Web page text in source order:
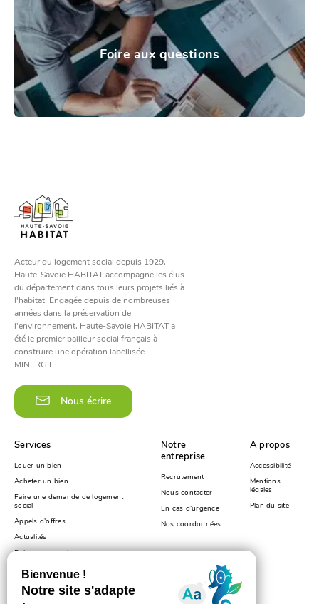
Foire aux questions
Acteur du logement social depuis 1929,
Haute-Savoie HABITAT accompagne les élus
du département dans tous leurs projets liés à
l'habitat. Engagée depuis de nombreuses
années dans la préservation de
l'environnement, Haute-Savoie HABITAT a
été le premier bailleur social français à
construire une opération labellisée
MINERGIE.
Nous écrire
Services
Louer un bien
Acheter un bien
Faire une demande de logement
social
Appels d’offres
Actualités
Foire aux questions
Notre
entreprise
Recrutement
Nous contacter
En cas d’urgence
Nos coordonnées
A propos
Accessibilité
Mentions
légales
Plan du site